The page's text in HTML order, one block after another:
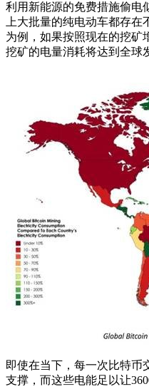
利用新能源的免费措施偷电
上大批量的纯电动车都存在
为例，如果按照现在的挖矿
挖矿的电量消耗将达到全球
即使在当下，每一次比特币
支撑，而这些电能足以让